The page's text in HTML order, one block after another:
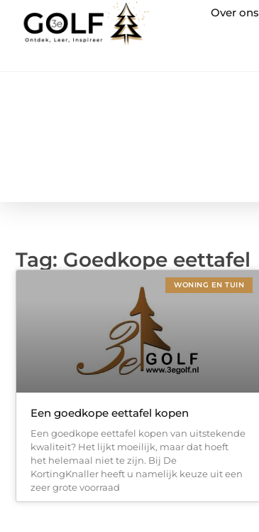
Over ons
Tag: Goedkope eettafel
WONING EN TUIN
Een goedkope eettafel kopen
Een goedkope eettafel kopen van uitstekende
kwaliteit? Het lijkt moeilijk, maar dat hoeft
het helemaal niet te zijn. Bij De
KortingKnaller heeft u namelijk keuze uit een
zeer grote voorraad